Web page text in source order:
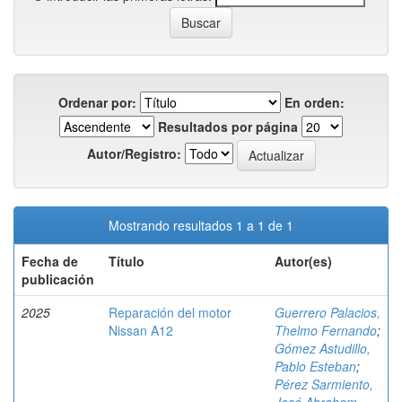
Ordenar por:
En orden:
Resultados por página
Autor/Registro:
Mostrando resultados 1 a 1 de 1
Fecha de
publicación
Título Autor(es)
2025
Reparación del motor
Nissan A12
Guerrero Palacios,
Thelmo Fernando;
Gómez Astudillo,
Pablo Esteban;
Pérez Sarmiento,